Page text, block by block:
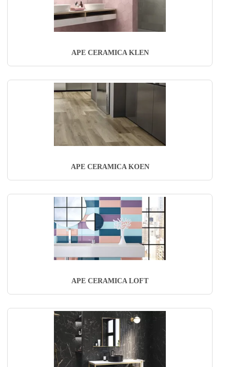
APE CERAMICA KLEN
APE CERAMICA KOEN
APE CERAMICA LOFT